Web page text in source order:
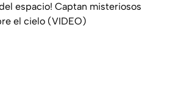
espacio! Captan misteriosos
el cielo (VIDEO)